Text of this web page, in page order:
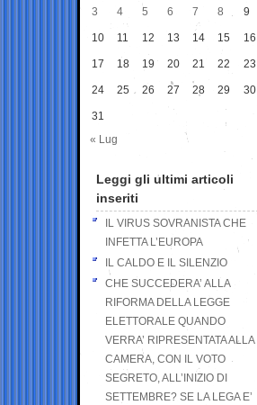
3 4 5 6 7 8 9
10 11 12 13 14 15 16
17 18 19 20 21 22 23
24 25 26 27 28 29 30
31
« Lug
Leggi gli ultimi articoli
inseriti
IL VIRUS SOVRANISTA CHE
INFETTA L’EUROPA
IL CALDO E IL SILENZIO
CHE SUCCEDERA’ ALLA
RIFORMA DELLA LEGGE
ELETTORALE QUANDO
VERRA’ RIPRESENTATA ALLA
CAMERA, CON IL VOTO
SEGRETO, ALL’INIZIO DI
SETTEMBRE? SE LA LEGA E’